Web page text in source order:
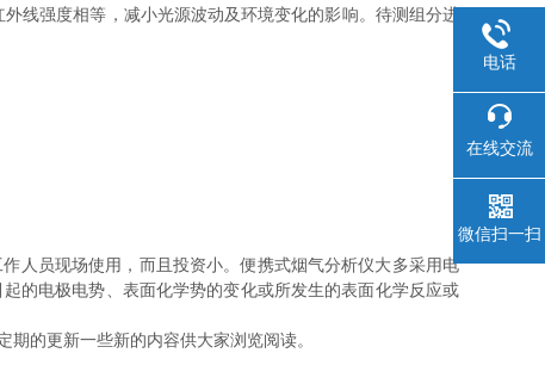
线强度相等，减小光源波动及环境变化的影响。待测组分进
员现场使用，而且投资小。便携式烟气分析仪大多采用电
的电极电势、表面化学势的变化或所发生的表面化学反应或
的更新一些新的内容供大家浏览阅读。
电话
在线交流
微信扫一扫